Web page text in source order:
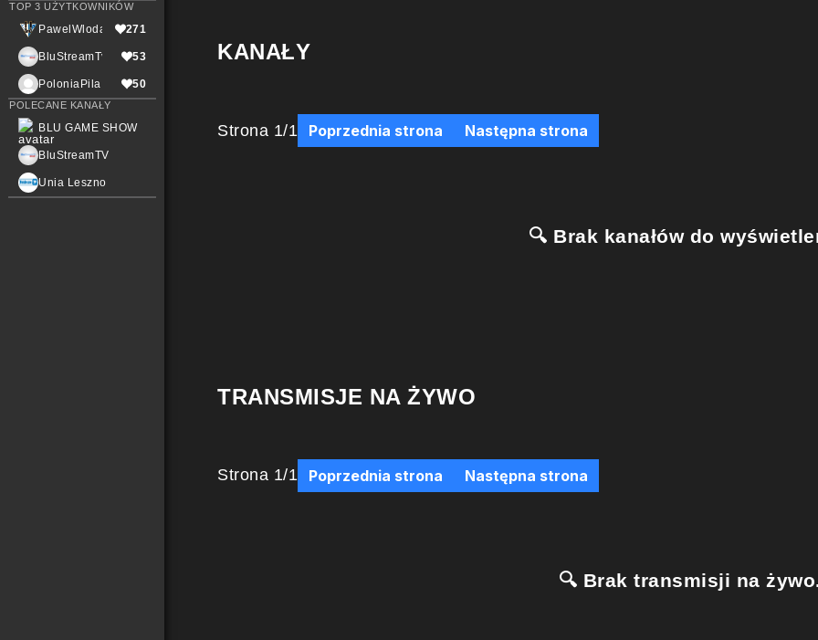
TOP 3 UŻYTKOWNIKÓW
PawelWlodarczak271
BluStreamTvLive53
PoloniaPila 50
POLECANE KANAŁY
BLU GAME SHOW
BluStreamTV
Unia Leszno
KANAŁY
Strona 1/1 Poprzednia strona Następna strona
🔍 Brak kanałów do
TRANSMISJE NA ŻYWO
Strona 1/1 Poprzednia strona Następna strona
🔍 Brak transmisji na